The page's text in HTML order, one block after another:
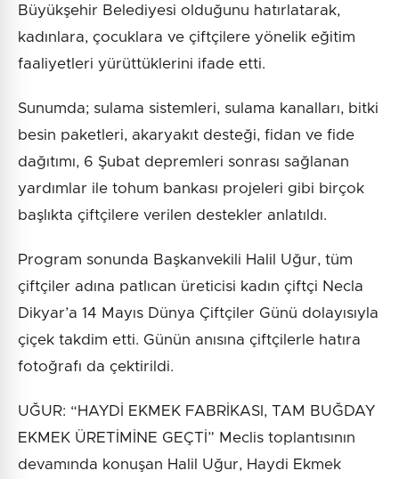
Büyükşehir Belediyesi olduğunu hatırlatarak,
kadınlara, çocuklara ve çiftçilere yönelik eğitim
faaliyetleri yürüttüklerini ifade etti.
Sunumda; sulama sistemleri, sulama kanalları, bitki
besin paketleri, akaryakıt desteği, fidan ve fide
dağıtımı, 6 Şubat depremleri sonrası sağlanan
yardımlar ile tohum bankası projeleri gibi birçok
başlıkta çiftçilere verilen destekler anlatıldı.
Program sonunda Başkanvekili Halil Uğur, tüm
çiftçiler adına patlıcan üreticisi kadın çiftçi Necla
Dikyar’a 14 Mayıs Dünya Çiftçiler Günü dolayısıyla
çiçek takdim etti. Günün anısına çiftçilerle hatıra
fotoğrafı da çektirildi.
UĞUR: “HAYDİ EKMEK FABRİKASI, TAM BUĞDAY
EKMEK ÜRETİMİNE GEÇTİ” Meclis toplantısının
devamında konuşan Halil Uğur, Haydi Ekmek